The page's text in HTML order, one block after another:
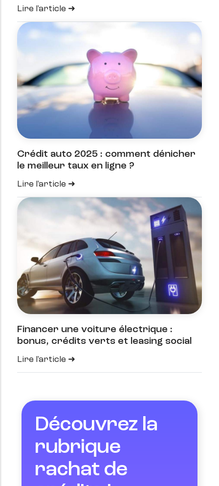
Lire l'article
Crédit auto 2025 : comment dénicher
le meilleur taux en ligne ?
Lire l'article
Financer une voiture électrique :
bonus, crédits verts et leasing social
Lire l'article
Découvrez la
rubrique
rachat de